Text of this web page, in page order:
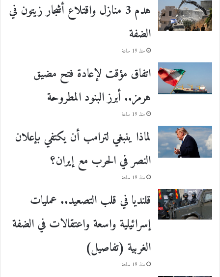
هدم 3 منازل واقتلاع أشجار زيتون في
الضفة
منذ 19 ساعة
اتفاق مؤقت لإعادة فتح مضيق
هرمز.. أبرز البنود المطروحة
منذ 19 ساعة
لماذا ينبغي لترامب أن يكتفي بإعلان
النصر في الحرب مع إيران؟
منذ 19 ساعة
قلنديا في قلب التصعيد.. عمليات
إسرائيلية واسعة واعتقالات في الضفة
الغربية (تفاصيل)
منذ 19 ساعة